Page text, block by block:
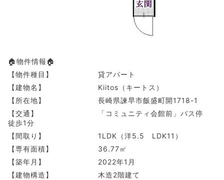
🏠物件情報🏠
【物件種目】 貸アパート
【建物名】 Kiitos（キートス）
【所在地】 長崎県諫早市飯盛町開1718-1
【交通】 「コミュニティ会館前」バス停
徒歩1分
【間取り】 1LDK（洋5.5 LDK11）
【専有面積】 36.77㎡
【築年月】 2022年1月
【建物構造】 木造2階建て